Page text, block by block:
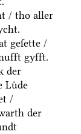
/ tho aller
geſette /
gyfft.
der
Luͤde
/
der